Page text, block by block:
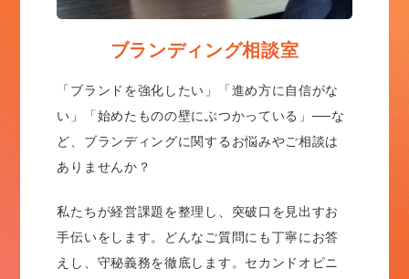
ブランディング相談室
「ブランドを強化したい」「進め方に自信がな
い」「始めたものの壁にぶつかっている」──な
ど、ブランディングに関するお悩みやご相談は
ありませんか？
私たちが経営課題を整理し、突破口を見出すお
手伝いをします。どんなご質問にも丁寧にお答
えし、守秘義務を徹底します。セカンドオピニ